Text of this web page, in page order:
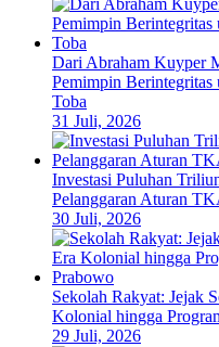
Dari Abraham Kuyper
Pemimpin Berintegritas
Toba
31 Juli, 2026
Investasi Puluhan
Pelanggaran Aturan
30 Juli, 2026
Sekolah Rakyat: Jejak
Kolonial hingga
29 Juli, 2026